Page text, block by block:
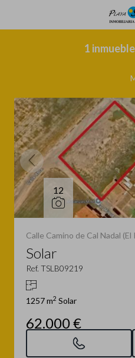
1
12
Calle Camino de Cal Nadal
Solar
Ref. TSLB09219
1257 m2 Solar
62.000 €